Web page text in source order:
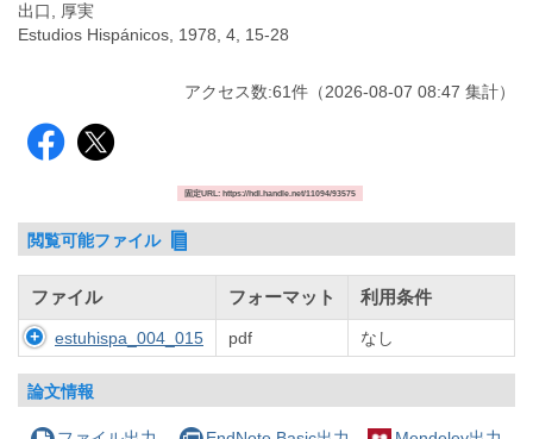
出口, 厚実
Estudios Hispánicos, 1978, 4, 15-28
アクセス数:61件 （2026-08-07 08:47 集計）
固定URL: https://hdl.handle.net/11094/93575
閲覧可能ファイル
ファイル フォーマット 利用条件
estuhispa_004_015 pdf なし
論文情報